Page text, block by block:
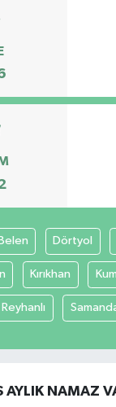
Belen Dörtyol
Kırıkhan
Reyhanlı
AYLIK NAMAZ